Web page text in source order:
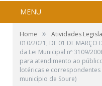
MENU
Home » Atividades
010/2021, DE 01 DE
da Lei Municipal nº 3109/
para atendimento ao
lotéricas e
município de Soure)